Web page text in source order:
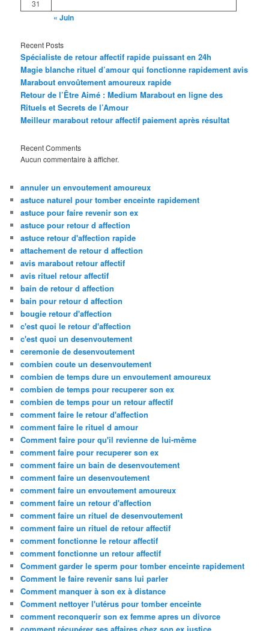
31
« Juin
Recent Posts
Spécialiste de retour affectif rapide puissant en 24h
Magie blanche rituel d’amour qui fonctionne rapidement avis
Marabout envoûtement amoureux rapide
Retour de l’Être Aimé : Medium Marabout en ligne des
Rituels et Secrets de l’Amour
Meilleur marabout retour affectif paiement après résultat
Recent Comments
Aucun commentaire à afficher.
annuler un envoutement amoureux
astuce naturel pour tomber enceinte rapidement
astuce pour faire revenir son ex
astuce pour retour d affection
astuce retour d'affection rapide
attachement de retour d affection
avis marabout retour affectif
avis rituel retour affectif
bain de retour d affection
bain pour retour d affection
bougie retour d'affection
c'est quoi le retour d'affection
c'est quoi un desenvoutement
ceremonie de desenvoutement
combien coute un desenvoutement
combien de temps dure un envoutement amoureux
combien de temps pour recuperer son ex
combien de temps pour un retour affectif
comment faire le retour d'affection
comment faire le rituel d amour
Comment faire pour qu'il revienne de lui-même
comment faire pour recuperer son ex
comment faire un bain de desenvoutement
comment faire un desenvoutement
comment faire un envoutement amoureux
comment faire un retour d'affection
comment faire un rituel de desenvoutement
comment faire un rituel de retour affectif
comment fonctionne le retour affectif
comment fonctionne un retour affectif
Comment garder le sperm pour tomber enceinte rapidement
Comment le faire revenir sans lui parler
Comment manquer à son ex à distance
Comment nettoyer l'utérus pour tomber enceinte
comment reconquerir son ex femme apres un divorce